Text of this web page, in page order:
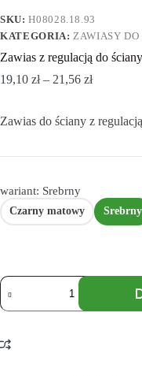
SKU:H08028.18.93
KATEGORIA: ZAWIASY
Zawias z regulacją do
19,10 zł– 21,56 zł
Zawias do ściany z regulacją
wariant: Srebrny
Czarny matowy Srebrny